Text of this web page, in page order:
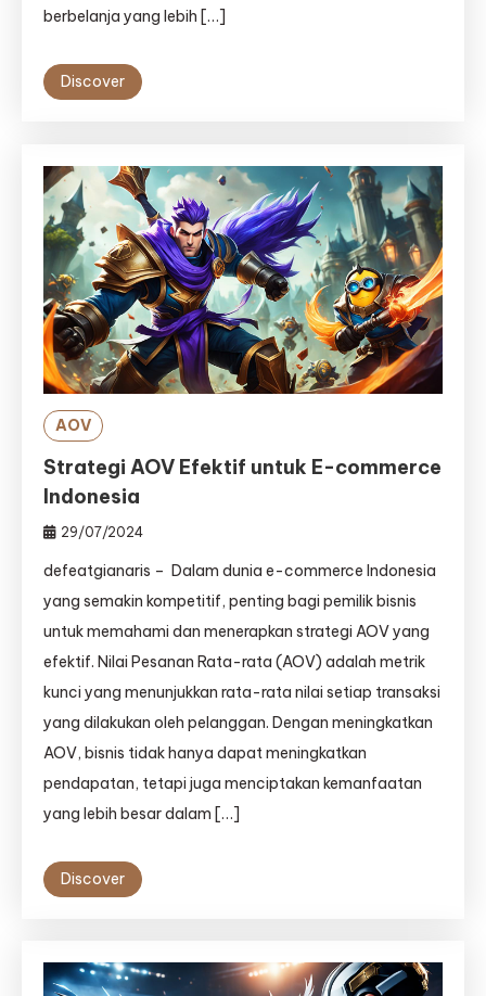
berbelanja yang lebih […]
Discover
AOV
Strategi AOV Efektif untuk E-commerce
Indonesia
29/07/2024
defeatgianaris – Dalam dunia e-commerce Indonesia
yang semakin kompetitif, penting bagi pemilik bisnis
untuk memahami dan menerapkan strategi AOV yang
efektif. Nilai Pesanan Rata-rata (AOV) adalah metrik
kunci yang menunjukkan rata-rata nilai setiap transaksi
yang dilakukan oleh pelanggan. Dengan meningkatkan
AOV, bisnis tidak hanya dapat meningkatkan
pendapatan, tetapi juga menciptakan kemanfaatan
yang lebih besar dalam […]
Discover